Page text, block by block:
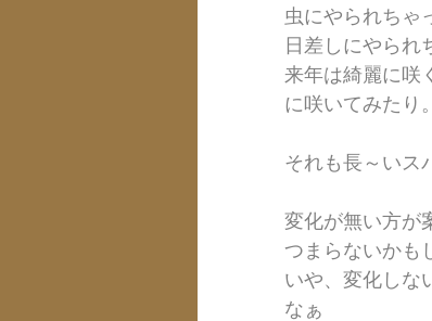
虫にやられちゃ
日差しにやられ
来年は綺麗に咲
に咲いてみたり。
それも長～いス
変化が無い方が
つまらないかも
いや、変化しな
なぁ